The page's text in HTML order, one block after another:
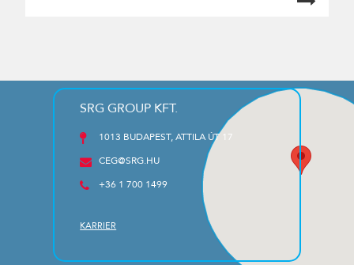
SRG GROUP KFT.
1013 BUDAPEST, ATTILA ÚT 17
CEG@SRG.HU
+36 1 700 1499
KARRIER